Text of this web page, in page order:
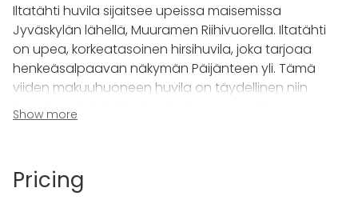
Iltatähti huvila sijaitsee upeissa maisemissa
Jyväskylän lähellä, Muuramen Riihivuorella. Iltatähti
on upea, korkeatasoinen hirsihuvila, joka tarjoaa
henkeäsalpaavan näkymän Päijänteen yli. Tämä
viiden makuuhuoneen huvila on täydellinen niin
lomailuun kuin juhla- ja yrityskäyttöön, sillä se
majoittaa mukavasti 14-16 henkeä.
puitteet. Avarat yhteiset tilat ja älytelevisio, johon on
Show more
Pricing